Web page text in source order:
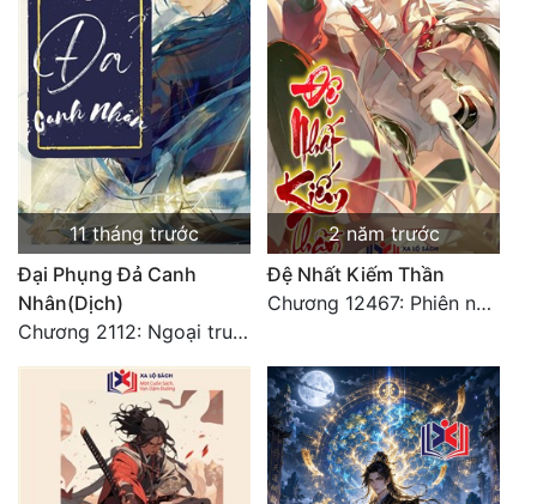
11 tháng trước
Đại Phụng Đả Canh
Nhân(Dịch)
Chương 2112: Ngoại truyện 3 - Tiệc mừng công
2 năm trước
Đệ Nhất Kiếm Thần
Chương 12467: Phiên ngoại 20: Sinh nhật vui vẻ - Hoàn